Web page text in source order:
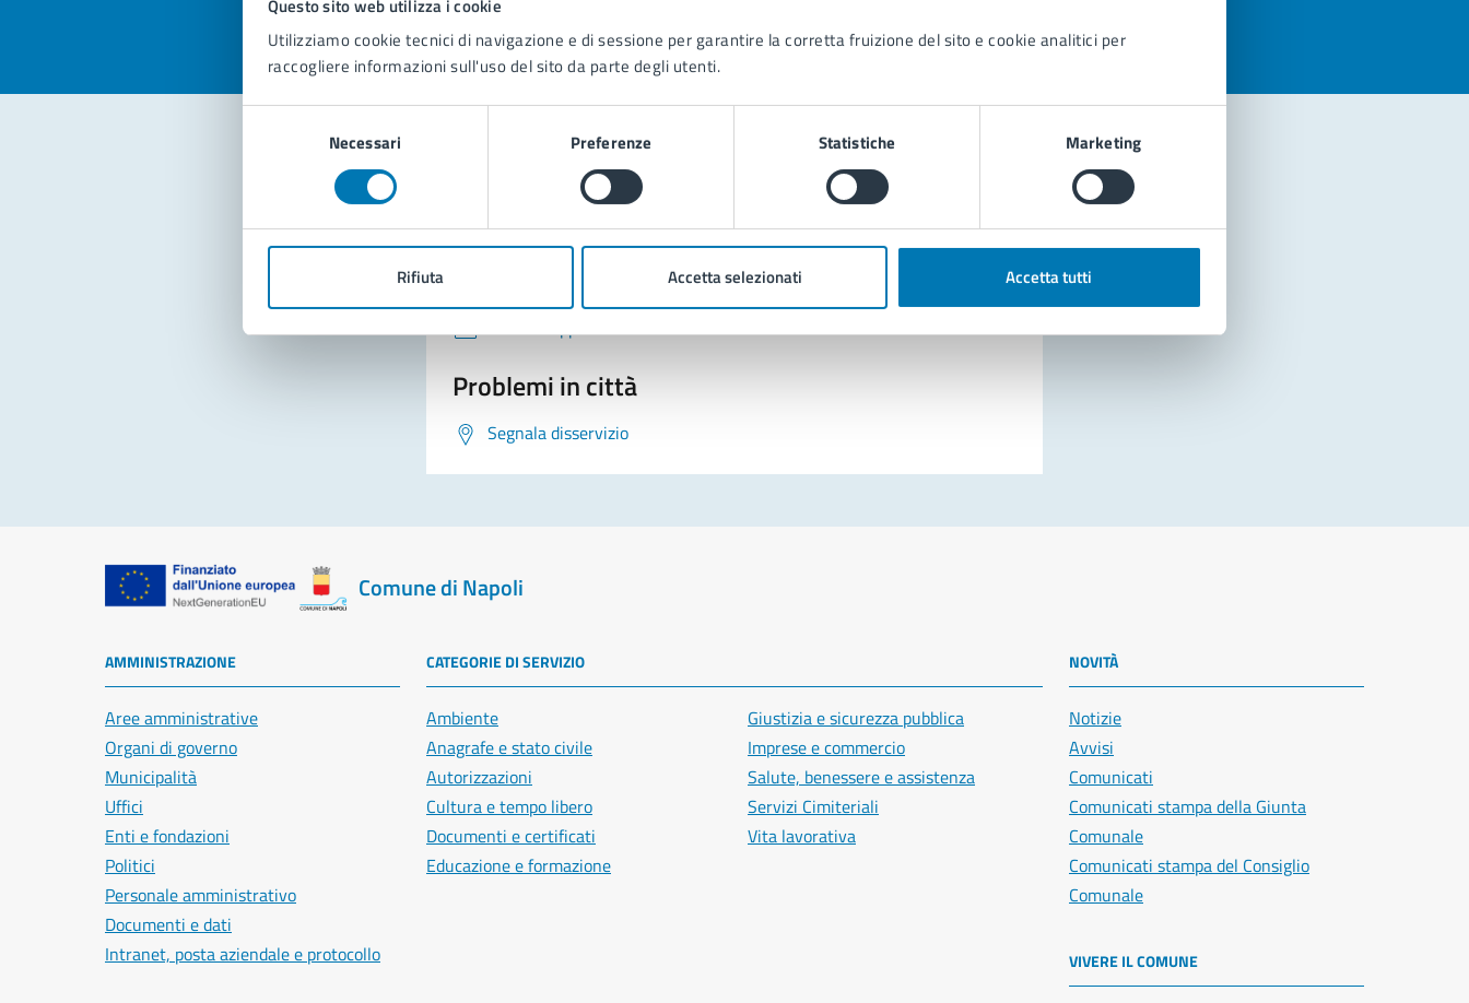
Questo sito web utilizza i cookie
Utilizziamo cookie tecnici di navigazione e di sessione per garantire la corretta fruizione del sito e cookie analitici per
raccogliere informazioni sull'uso del sito da parte degli utenti.
Necessari Preferenze Statistiche Marketing
Rifiuta Accetta selezionati Accetta tutti
Contatta il comune
Leggi le domande frequenti
Prenota appuntamento
Problemi in città
Segnala disservizio
Comune di Napoli
AMMINISTRAZIONE
Aree amministrative
Organi di governo
Municipalità
Uffici
Enti e fondazioni
Politici
Personale amministrativo
Documenti e dati
Intranet, posta aziendale e protocollo
CATEGORIE DI SERVIZIO
Ambiente
Anagrafe e stato civile
Autorizzazioni
Cultura e tempo libero
Documenti e certificati
Educazione e formazione
Giustizia e sicurezza pubblica
Imprese e commercio
Salute, benessere e assistenza
Servizi Cimiteriali
Vita lavorativa
NOVITÀ
Notizie
Avvisi
Comunicati
Comunicati stampa della Giunta
Comunale
Comunicati stampa del Consiglio
Comunale
VIVERE IL COMUNE